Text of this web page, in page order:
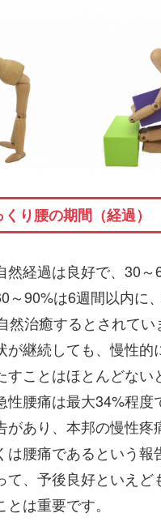
くり腰の期間（経過）
然経過は良好で、30～
～90%は6週間以内に
然治癒するとされてい
が継続しても、慢性的
すことはほとんどない
性腰痛は最大34%程度
があり、本邦の慢性疼
は腰痛であるという報
て、予後良好といえど
は重要です。